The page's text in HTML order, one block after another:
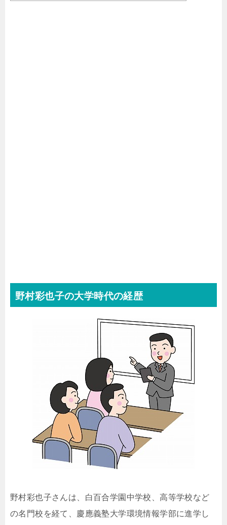
野村彩也子の大学時代の経歴
野村彩也子さんは、白百合学園中学校、高等学校など
の名門校を経て、慶應義塾大学環境情報学部に進学し